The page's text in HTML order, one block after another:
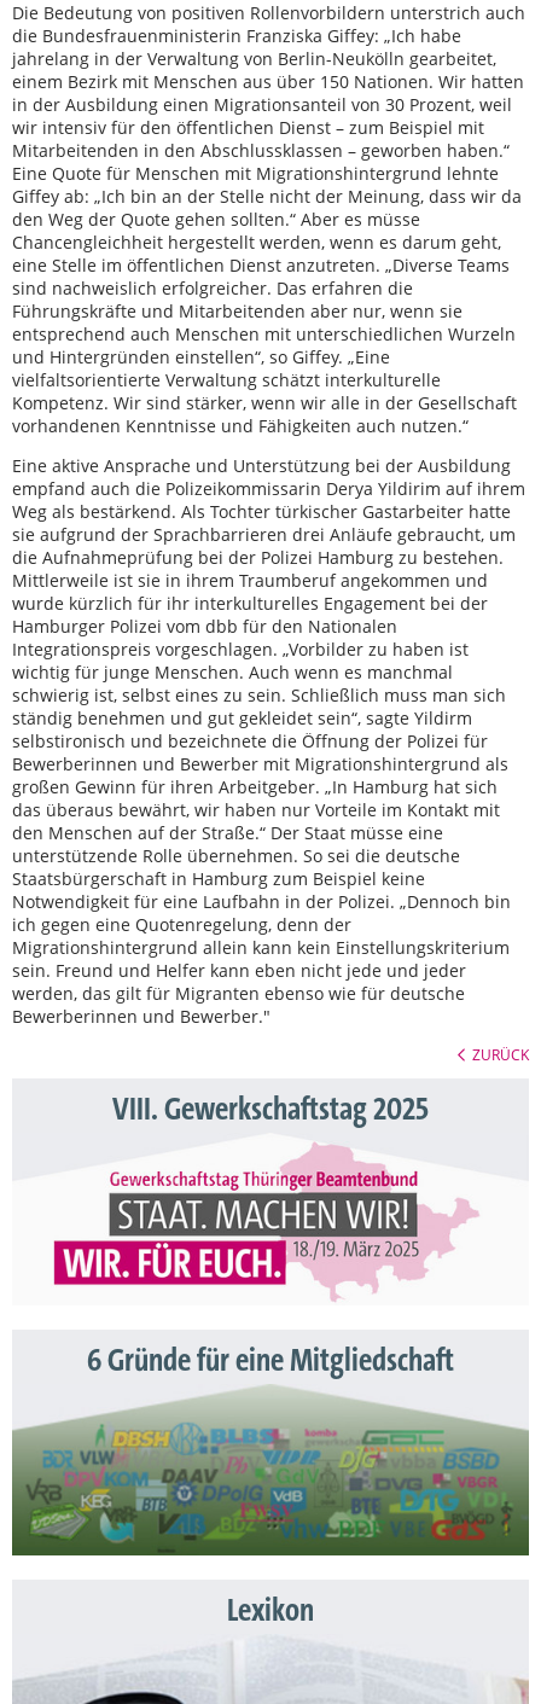
Die Bedeutung von positiven Rollenvorbildern unterstrich auch
die Bundesfrauenministerin Franziska Giffey: „Ich habe
jahrelang in der Verwaltung von Berlin-Neukölln gearbeitet,
einem Bezirk mit Menschen aus über 150 Nationen. Wir hatten
in der Ausbildung einen Migrationsanteil von 30 Prozent, weil
wir intensiv für den öffentlichen Dienst – zum Beispiel mit
Mitarbeitenden in den Abschlussklassen – geworben haben.“
Eine Quote für Menschen mit Migrationshintergrund lehnte
Giffey ab: „Ich bin an der Stelle nicht der Meinung, dass wir da
den Weg der Quote gehen sollten.“ Aber es müsse
Chancengleichheit hergestellt werden, wenn es darum geht,
eine Stelle im öffentlichen Dienst anzutreten. „Diverse Teams
sind nachweislich erfolgreicher. Das erfahren die
Führungskräfte und Mitarbeitenden aber nur, wenn sie
entsprechend auch Menschen mit unterschiedlichen Wurzeln
und Hintergründen einstellen“, so Giffey. „Eine
vielfaltsorientierte Verwaltung schätzt interkulturelle
Kompetenz. Wir sind stärker, wenn wir alle in der Gesellschaft
vorhandenen Kenntnisse und Fähigkeiten auch nutzen.“
Eine aktive Ansprache und Unterstützung bei der Ausbildung
empfand auch die Polizeikommissarin Derya Yildirim auf ihrem
Weg als bestärkend. Als Tochter türkischer Gastarbeiter hatte
sie aufgrund der Sprachbarrieren drei Anläufe gebraucht, um
die Aufnahmeprüfung bei der Polizei Hamburg zu bestehen.
Mittlerweile ist sie in ihrem Traumberuf angekommen und
wurde kürzlich für ihr interkulturelles Engagement bei der
Hamburger Polizei vom dbb für den Nationalen
Integrationspreis vorgeschlagen. „Vorbilder zu haben ist
wichtig für junge Menschen. Auch wenn es manchmal
schwierig ist, selbst eines zu sein. Schließlich muss man sich
ständig benehmen und gut gekleidet sein“, sagte Yildirm
selbstironisch und bezeichnete die Öffnung der Polizei für
Bewerberinnen und Bewerber mit Migrationshintergrund als
großen Gewinn für ihren Arbeitgeber. „In Hamburg hat sich
das überaus bewährt, wir haben nur Vorteile im Kontakt mit
den Menschen auf der Straße.“ Der Staat müsse eine
unterstützende Rolle übernehmen. So sei die deutsche
Staatsbürgerschaft in Hamburg zum Beispiel keine
Notwendigkeit für eine Laufbahn in der Polizei. „Dennoch bin
ich gegen eine Quotenregelung, denn der
Migrationshintergrund allein kann kein Einstellungskriterium
sein. Freund und Helfer kann eben nicht jede und jeder
werden, das gilt für Migranten ebenso wie für deutsche
Bewerberinnen und Bewerber."
ZURÜCK
VIII. Gewerkschaftstag 2025
6 Gründe für eine Mitgliedschaft
Lexikon